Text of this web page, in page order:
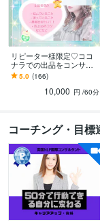
リピーター様限定♡ココ
ナラでの出品をコンサル
します ココナラの出品者
様、出品を検討している
方、サポートいたします
5.0 (166)
10,000 円 /60分
コーチング・目